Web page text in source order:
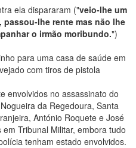
ela dispararam ("veio-lhe um
lhe rente mas não lhe
o irmão moribundo.")
para uma casa de saúde em
com tiros de pistola
envolvidos no assassinato do
da Regedoura, Santa
António Roquete e José
Tribunal Militar, embora tudo
tenham estado envolvidos.